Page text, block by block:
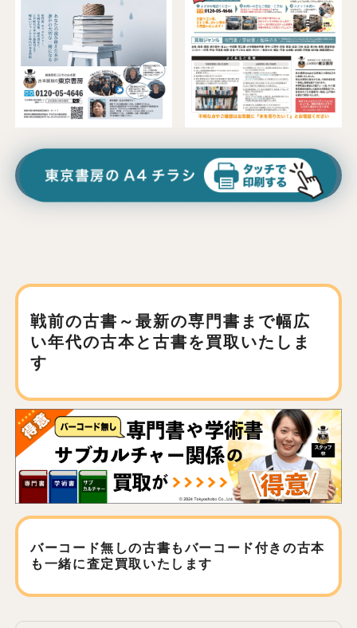
戦前の古書～最新の専門書まで幅広
い年代の古本と古書を買取いたしま
す
バーコード無しの古書もバーコード付きの古本
も 一緒に査定買取いたします